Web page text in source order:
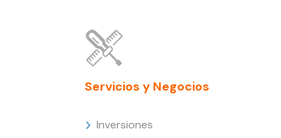
Servicios y Negocios
Inversiones